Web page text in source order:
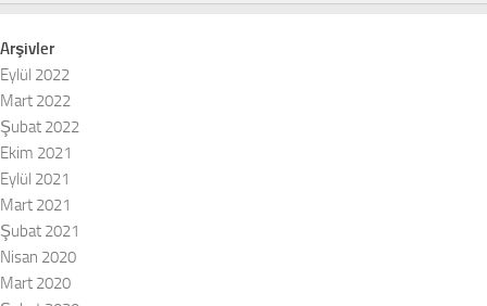
Arşivler
Eylül 2022
Mart 2022
Şubat 2022
Ekim 2021
Eylül 2021
Mart 2021
Şubat 2021
Nisan 2020
Mart 2020